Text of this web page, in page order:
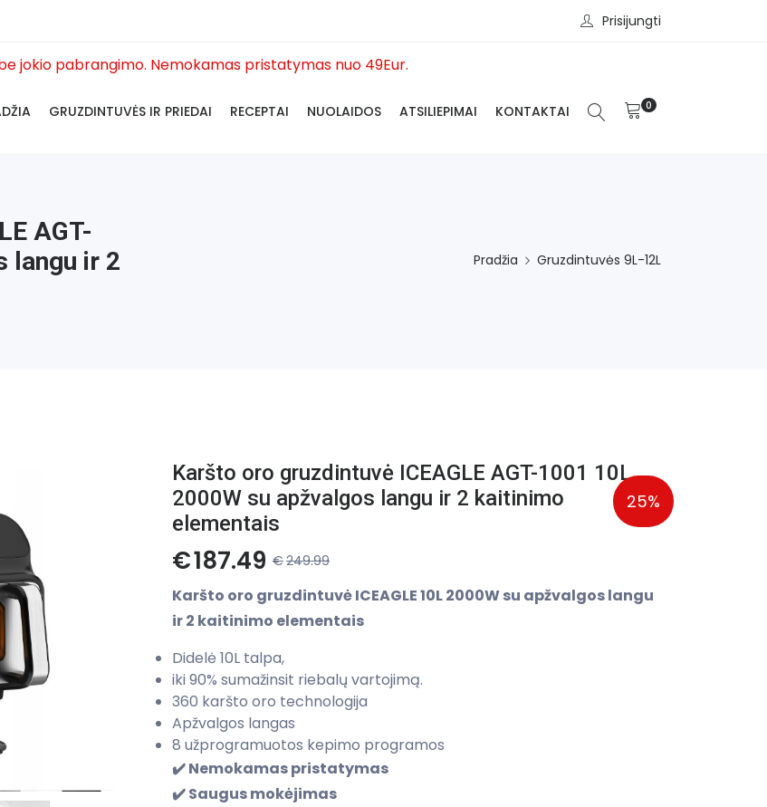
Prisijungti
be jokio pabrangimo. Nemokamas pristatymas nuo 49Eur.
GRUZDINTUVĖS IR PRIEDAI RECEPTAI NUOLAIDOS ATSILIEPIMAI KONTAKTAI 0
AGT-
langu ir 2
Pradžia Gruzdintuvės 9L-12L
Karšto oro gruzdintuvė ICEAGLE AGT-1001 10L
2000W su apžvalgos langu ir 2 kaitinimo
elementais
€187.49 €249.99
25%
Karšto oro gruzdintuvė ICEAGLE 10L 2000W su apžvalgos langu
ir 2 kaitinimo elementais
Didelė 10L talpa,
iki 90% sumažinsit riebalų vartojimą.
360 karšto oro technologija
Apžvalgos langas
8 užprogramuotos kepimo programos
✔️ Nemokamas pristatymas
✔️ Saugus mokėjimas